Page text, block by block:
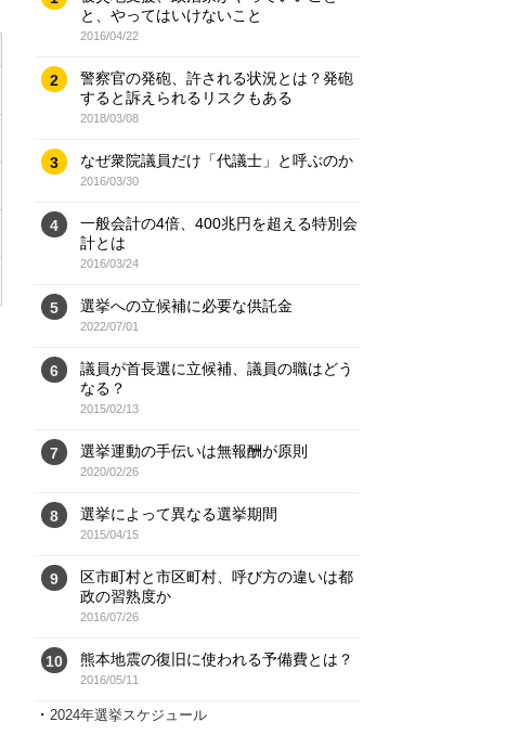
と、やってはいけないこと
2016/04/22
2
警察官の発砲、許される状況とは？発砲
すると訴えられるリスクもある
2018/03/08
3 なぜ衆院議員だけ「代議士」と呼ぶのか
2016/03/30
4
一般会計の4倍、400兆円を超える特別会
計とは
2016/03/24
5 選挙への立候補に必要な供託金
2022/07/01
6
議員が首長選に立候補、議員の職はどう
なる？
2015/02/13
7 選挙運動の手伝いは無報酬が原則
2020/02/26
8 選挙によって異なる選挙期間
2015/04/15
9
区市町村と市区町村、呼び方の違いは都
政の習熟度か
2016/07/26
10 熊本地震の復旧に使われる予備費とは？
2016/05/11
・ 2024年選挙スケジュール